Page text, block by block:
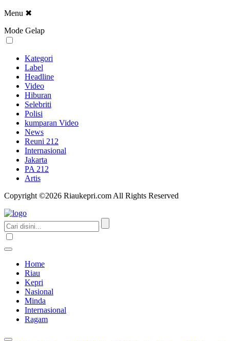
Menu ✖
Mode Gelap
Kategori
Label
Headline
Video
Hiburan
Selebriti
Polisi
kumparan Video
News
Reuni 212
Internasional
Jakarta
PA 212
Artis
Copyright ©2026 Riaukepri.com All Rights Reserved
Home
Riau
Kepri
Nasional
Minda
Internasional
Ragam